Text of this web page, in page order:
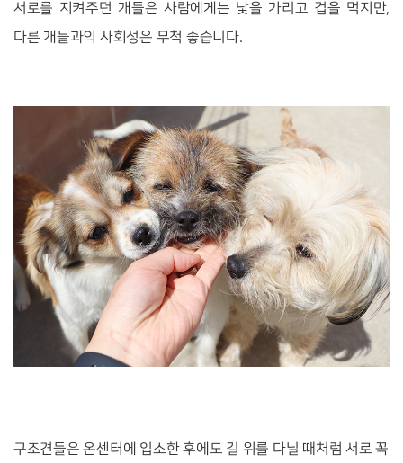
서로를 지켜주던 개들은 사람에게는 낯을 가리고 겁을 먹지만,
다른 개들과의 사회성은 무척 좋습니다.
구조견들은 온센터에 입소한 후에도 길 위를 다닐 때처럼 서로 꼭